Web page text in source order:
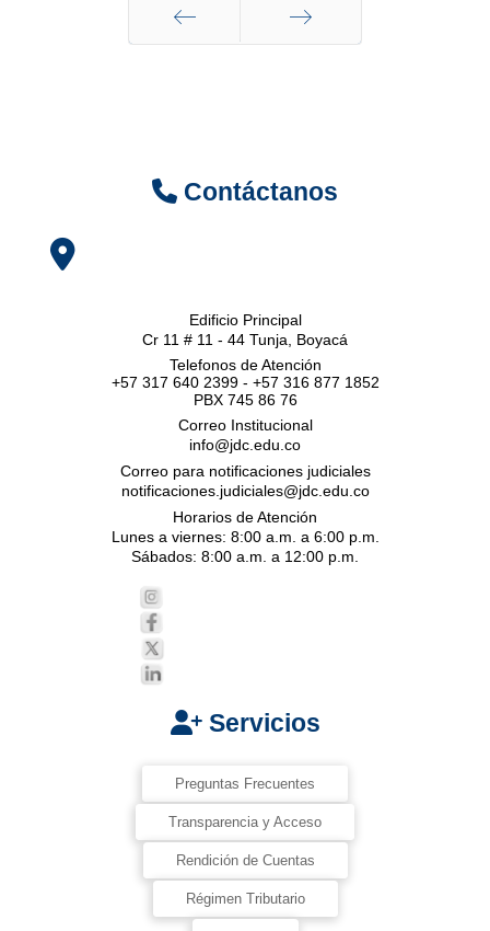
Contáctanos
Edificio Principal
Cr 11 # 11 - 44 Tunja, Boyacá
Telefonos de Atención
+57 317 640 2399 - +57 316 877 1852
PBX 745 86 76
Correo Institucional
info@jdc.edu.co
Correo para notificaciones judiciales
notificaciones.judiciales@jdc.edu.co
Horarios de Atención
Lunes a viernes: 8:00 a.m. a 6:00 p.m.
Sábados: 8:00 a.m. a 12:00 p.m.
Servicios
Preguntas Frecuentes
Transparencia y Acceso
Rendición de Cuentas
Régimen Tributario